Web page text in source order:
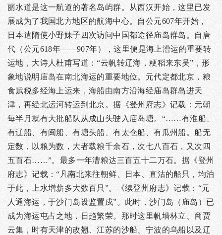
丽水道是这一航道的著名岛屿群。从西汉开始，这里已发
展成为了我国北方地区的航海中心。自公元607年开始，
日本遣隋使小野妹子四次访问中国都途径庙岛群岛。自唐
代（公元618年——907年），这里便是海上漕运的重要转
运地，大诗人杜甫写道：“云帆转辽海，粳稻来东吴”，形
象地说明庙岛在南北海运的重要地位。元代定都北京，粮
食赋税多经海上运来，海船由南方沿海经庙岛群岛进天
津，再经北运河转运到北京。据《登州府志》记载：元朝
每半月就有大批船队从成山头驶入庙岛塘。“……有淮船、
有辽船、有闽船、有塘头船、有太仓船、有瓜州船。船无
定数，以粮为数，大者载粮千余石，次七八百石，又次四
五百石……”。最多一年漕粮达三百五十二万石。据《登州
府志》记载：“凡南北来往朝鲜、日本、直沽的船只，均泊
于此，上水增薪多大数百只”。《续登州府志》记载：“元
人通海运，于沙门岛设监置戍”。此时，沙门岛（庙岛）已
成为海运屯占之地，日趋繁荣。那时这里帆墙林立、商贾
云集，时有天津的改翘、江苏的沙船、宁波的乌船以及辽